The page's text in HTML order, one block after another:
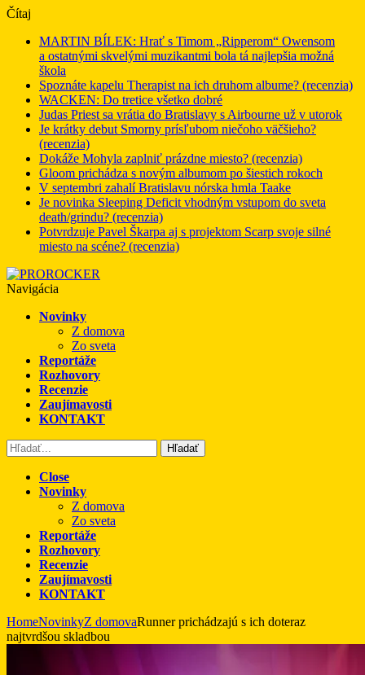
Čítaj
MARTIN BÍLEK: Hrať s Timom „Ripperom“ Owensom
a ostatnými skvelými muzikantmi bola tá najlepšia možná
škola
Spoznáte kapelu Therapist na ich druhom albume? (recenzia)
WACKEN: Do tretice všetko dobré
Judas Priest sa vrátia do Bratislavy s Airbourne už v utorok
Je krátky debut Smorny prísľubom niečoho väčšieho?
(recenzia)
Dokáže Mohyla zaplniť prázdne miesto? (recenzia)
Gloom prichádza s novým albumom po šiestich rokoch
V septembri zahalí Bratislavu nórska hmla Taake
Je novinka Sleeping Deficit vhodným vstupom do sveta
death/grindu? (recenzia)
Potvrdzuje Pavel Škarpa aj s projektom Scarp svoje silné
miesto na scéne? (recenzia)
Navigácia
Novinky
Z domova
Zo sveta
Reportáže
Rozhovory
Recenzie
Zaujímavosti
KONTAKT
Hľadať
Close
Novinky
Z domova
Zo sveta
Reportáže
Rozhovory
Recenzie
Zaujímavosti
KONTAKT
HomeNovinkyZ domovaRunner prichádzajú s ich doteraz
najtvrdšou skladbou